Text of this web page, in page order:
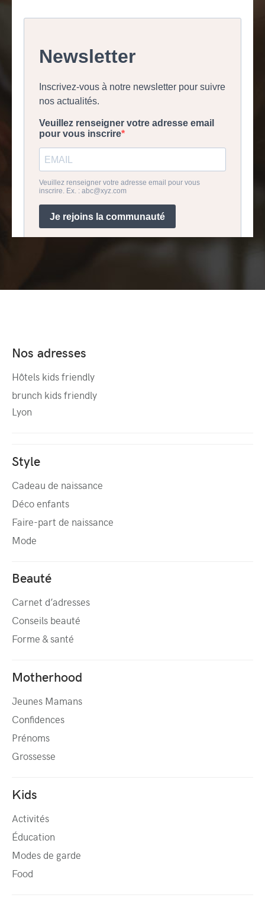
Nos adresses
Hôtels kids friendly
brunch kids friendly
Lyon
Style
Cadeau de naissance
Déco enfants
Faire-part de naissance
Mode
Beauté
Carnet d’adresses
Conseils beauté
Forme & santé
Motherhood
Jeunes Mamans
Confidences
Prénoms
Grossesse
Kids
Activités
Éducation
Modes de garde
Food